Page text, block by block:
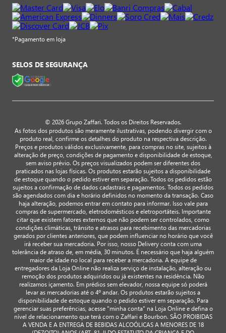
*Pagamento em loja
SELOS DE SEGURANÇA
© 2026 Grupo Zaffari. Todos os Direitos Reservados.
As fotos dos produtos são meramente ilustrativas, podendo divergir com o
produto real, confirme os detalhes do produto na respectiva descrição.
Preços e produtos válidos exclusivamente, para compras no site, sujeitos à
alteração de preço, condições de pagamento e disponibilidade de estoque,
sem aviso prévio. Os preços visualizados podem ser diferentes dos
praticados nas lojas físicas. Os produtos estarão sujeitos a disponibilidade
de estoque quando o pedido estiver em separação. Todos os pedidos estão
sujeitos a confirmação de dados cadastrais e pagamentos. Todos os pedidos
são agendados com dia e horário definidos no momento da transação. Caso
haja alteração, podemos entrar em contato para informar. Isso vale para
compras de supermercado, eletrodomésticos e eletroportáteis. Importante
citar que existem fatores externos que não podem ser controlados, como
condições climáticas, trânsito e atrasos para recebimento das mercadorias
gerados por clientes anteriores, que podem influenciar no horário que você
irá receber sua mercadoria. Por isso, nosso Delivery conta com uma
tolerância de atraso de, em média, 30 minutos. É necessário que haja alguém
maior de idade no local para receber a mercadoria. A equipe de
entregadores da Loja Online não realiza serviço de instalação, alteração ou
remoção dos produtos adquiridos ou já existentes na residência. Não
realizamos içamento. Em prédios sem elevador, nossa equipe só poderá
levar as mercadorias até o 4º andar. Os produtos estarão sujeitos a
disponibilidade de estoque quando o pedido estiver em separação. Para
gerenciar suas preferências, acesse "minha conta" na Loja Online e defina o
nível de relacionamento que terá com o Zaffari e Bourbon. SÃO PROIBIDAS
A VENDA E A ENTREGA DE BEBIDAS ALCOÓLICAS A MENORES DE 18